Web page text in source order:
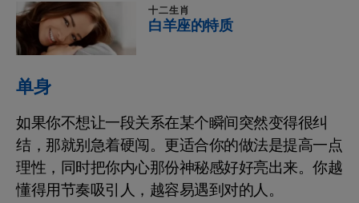
十二生肖
白羊座的特质
单身
如果你不想让一段关系在某个瞬间突然变得很纠
结，那就别急着硬闯。更适合你的做法是提高一点
理性，同时把你内心那份神秘感好好亮出来。你越
懂得用节奏吸引人，越容易遇到对的人。